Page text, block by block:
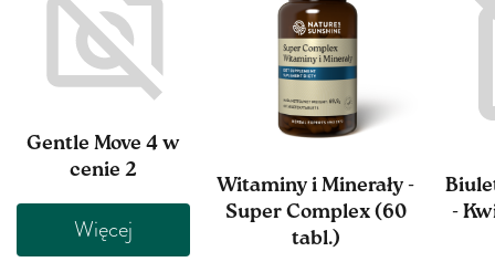
Gentle Move 4 w
cenie 2
Więcej
Witaminy i Minerały -
Super Complex (60
tabl.)
-